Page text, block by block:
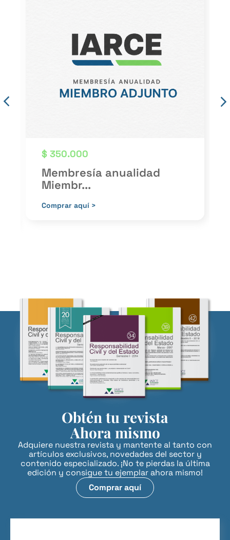
$ 350.000
Membresía anualidad
Miembr...
Comprar aquí >
Obtén tu revista
Ahora mismo
Adquiere nuestra revista y mantente al tanto con
artículos exclusivos, novedades del sector y
contenido especializado. ¡No te pierdas la última
edición y consigue tu ejemplar ahora mismo!
Comprar aquí